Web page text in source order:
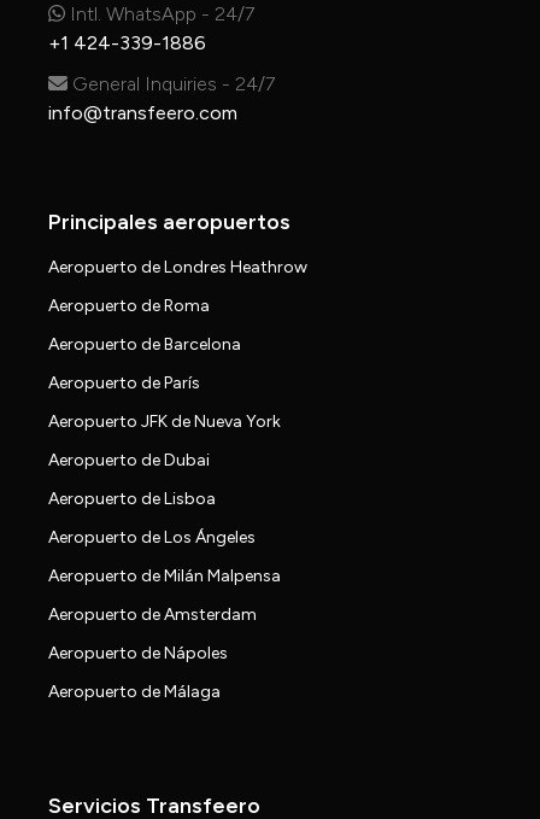
Intl. WhatsApp - 24/7
+1 424-339-1886
General Inquiries - 24/7
info@transfeero.com
Principales aeropuertos
Aeropuerto de Londres Heathrow
Aeropuerto de Roma
Aeropuerto de Barcelona
Aeropuerto de París
Aeropuerto JFK de Nueva York
Aeropuerto de Dubai
Aeropuerto de Lisboa
Aeropuerto de Los Ángeles
Aeropuerto de Milán Malpensa
Aeropuerto de Amsterdam
Aeropuerto de Nápoles
Aeropuerto de Málaga
Servicios Transfeero